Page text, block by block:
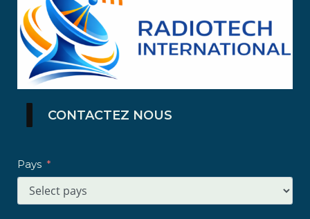
CONTACTEZ NOUS
Pays